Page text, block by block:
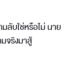
ลับใช่หรือไม่ นาย
จริงมาสู้